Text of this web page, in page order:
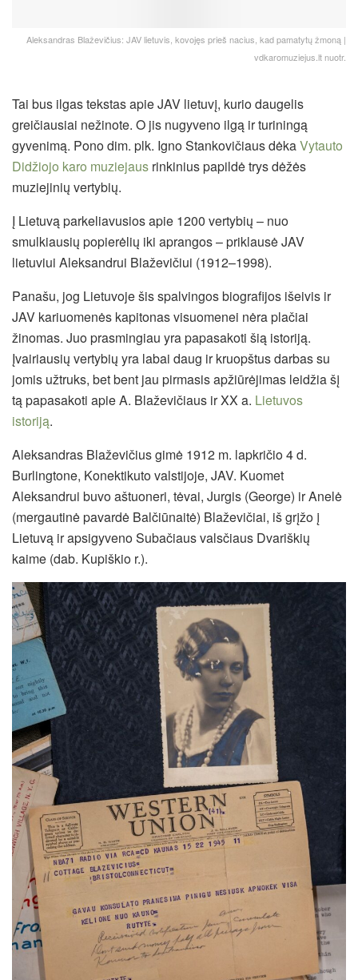
Aleksandras Blaževičius: JAV lietuvis, kovojęs prieš nacius, kad pamatytų žmoną |
vdkaromuziejus.lt nuotr.
Tai bus ilgas tekstas apie JAV lietuvį, kurio daugelis
greičiausiai nežinote. O jis nugyveno ilgą ir turiningą
gyvenimą. Pono dim. plk. Igno Stankovičiaus dėkaVytauto
Didžiojo karo muziejaus rinkinius papildė trys dėžės
muziejinių vertybių.
Į Lietuvą parkeliavusios apie 1200 vertybių – nuo
smulkiausių popierėlių iki aprangos – priklausė JAV
lietuviui Aleksandrui Blaževičiui (1912–1998).
Panašu, jog Lietuvoje šis spalvingos biografijos išeivis ir
JAV kariuomenės kapitonas visuomenei nėra plačiai
žinomas. Juo prasmingiau yra papasakoti šią istoriją.
Įvairiausių vertybių yra labai daug ir kruopštus darbas su
jomis užtruks, bet bent jau pirmasis apžiūrėjimas leidžia šį
tą papasakoti apie A. Blaževičiaus ir XX a. Lietuvos
istoriją.
Aleksandras Blaževičius gimė 1912 m. lapkričio 4 d.
Burlingtone, Konektikuto valstijoje, JAV. Kuomet
Aleksandrui buvo aštuoneri, tėvai, Jurgis (George) ir Anelė
(mergautinė pavardė Balčiūnaitė) Blaževičiai, iš grįžo į
Lietuvą ir apsigyveno Subačiaus valsčiaus Dvariškių
kaime (dab. Kupiškio r.).